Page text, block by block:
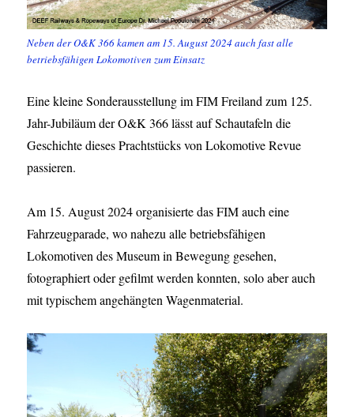
Neben der O&K 366 kamen am 15. August 2024 auch fast alle
betriebsfähigen Lokomotiven zum Einsatz
Eine kleine Sonderausstellung im FIM Freiland zum 125.
Jahr-Jubiläum der O&K 366 lässt auf Schautafeln die
Geschichte dieses Prachtstücks von Lokomotive Revue
passieren.
Am 15. August 2024 organisierte das FIM auch eine
Fahrzeugparade, wo nahezu alle betriebsfähigen
Lokomotiven des Museum in Bewegung gesehen,
fotographiert oder gefilmt werden konnten, solo aber auch
mit typischem angehängten Wagenmaterial.